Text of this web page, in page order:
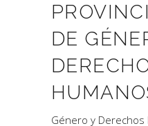
DE
Género y Derechos